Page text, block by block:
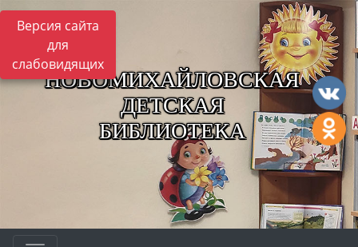
Версия сайта
для
слабовидящих
НОВОМИХАЙЛОВСКАЯ
ДЕТСКАЯ
БИБЛИОТЕКА